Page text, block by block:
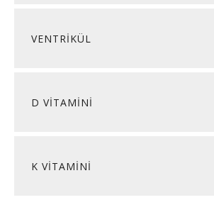
VENTRİKÜL
D VITAMINI
K VITAMINI